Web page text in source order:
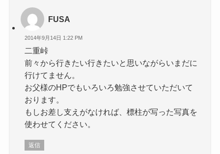
FUSA
2014年9月14日 1:22 PM
二重峠
前々から行きたい行きたいと思いながらいまだに
行けてません。
お父様のHPでもいろいろ勉強させていただいて
おります。
もしお差し支えがなければ、標柱が写った写真を
使わせてください。
返信